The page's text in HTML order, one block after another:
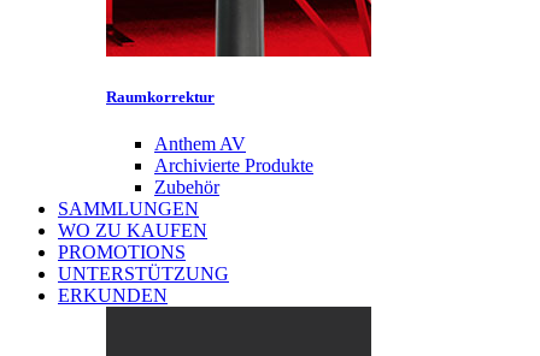
Raumkorrektur
Anthem AV
Archivierte Produkte
Zubehör
SAMMLUNGEN
WO ZU KAUFEN
PROMOTIONS
UNTERSTÜTZUNG
ERKUNDEN